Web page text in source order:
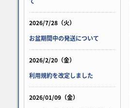
2026/7/28（火）
お盆期間中の発送について
2026/2/20（金）
利用規約を改定しました
2026/01/09（金）